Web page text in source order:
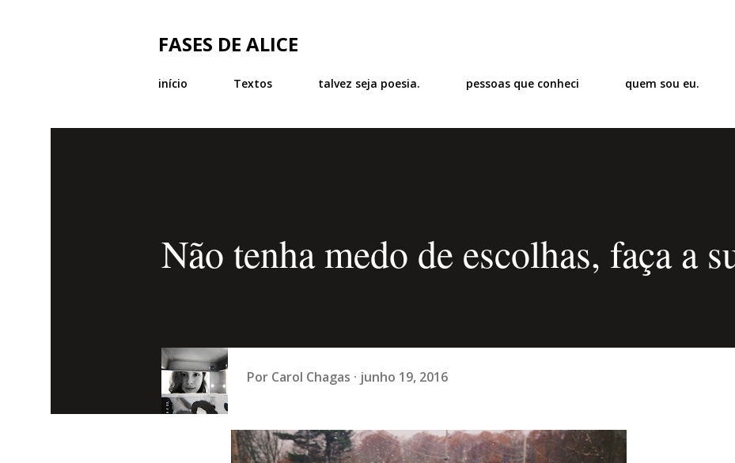
FASES DE ALICE
início Textos talvez seja poesia. pessoas que conheci quem sou eu.
Não tenha medo de escolhas, faça a
Por Carol Chagas junho 19, 2016